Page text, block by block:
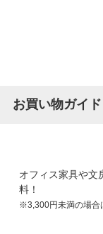
お買い物ガイド
オフィス家具や文
料！
※3,300円未満の場合